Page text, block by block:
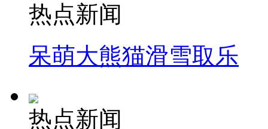
司机酒驾遇交警 急速倒车逃窜
热点新闻
呆萌大熊猫滑雪取乐
热点新闻